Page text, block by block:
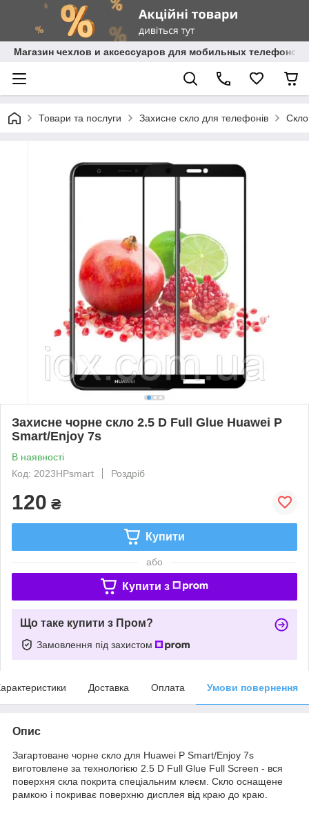
Магазин чехлов и аксессуаров для мобильных телефонов
Товари та послуги Захисне скло для телефонів
Захисне чорне скло 2.5 D Full Glue Huawei P
Smart/Enjoy 7s
В наявності
Код: 2023HPsmart
Роздріб
120 ₴
Купити
або
Купити з
Що таке купити з Пром?
Замовлення під захистом
Доставка Оплата Умови повернення
Опис
Загартоване чорне скло для Huawei P Smart/Enjoy 7s
виготовлене за технологією 2.5 D Full Glue Full Screen - вся
поверхня скла покрита спеціальним клеєм. Скло оснащене
рамкою і покриває поверхню дисплея від краю до краю.